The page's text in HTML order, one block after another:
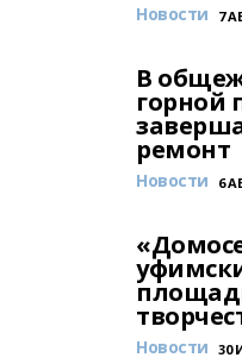
Новости 7
В
горной
ремонт
Новости 6
Новости 30